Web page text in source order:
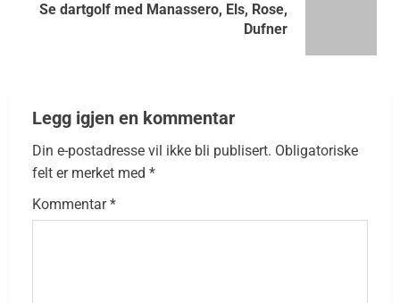
Se dartgolf med Manassero, Els, Rose,
Dufner
Legg igjen en kommentar
Din e-postadresse vil ikke bli publisert. Obligatoriske
felt er merket med *
Kommentar*